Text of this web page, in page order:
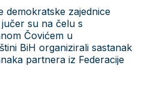
demokratske zajednice
su na čelu s
Čovićem u
BiH organizirali sastanak
partnera iz Federacije